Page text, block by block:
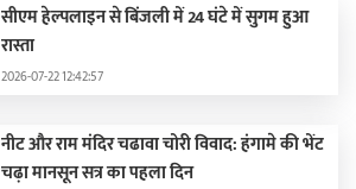
सीएम हेल्पलाइन से बिंजली में 24 घंटे में सुगम हुआ
रास्ता
2026-07-22 12:42:57
नीट और राम मंदिर चढावा चोरी विवाद: हंगामे की भेंट
चढ़ा मानसून सत्र का पहला दिन